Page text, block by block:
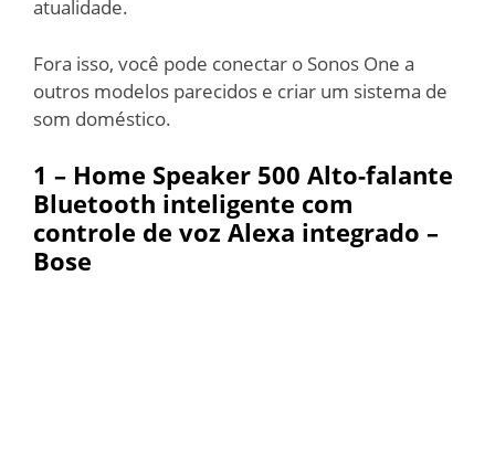
atualidade.
Fora isso, você pode conectar o Sonos One a
outros modelos parecidos e criar um sistema de
som doméstico.
1 – Home Speaker 500 Alto-falante
Bluetooth inteligente com
controle de voz Alexa integrado –
Bose